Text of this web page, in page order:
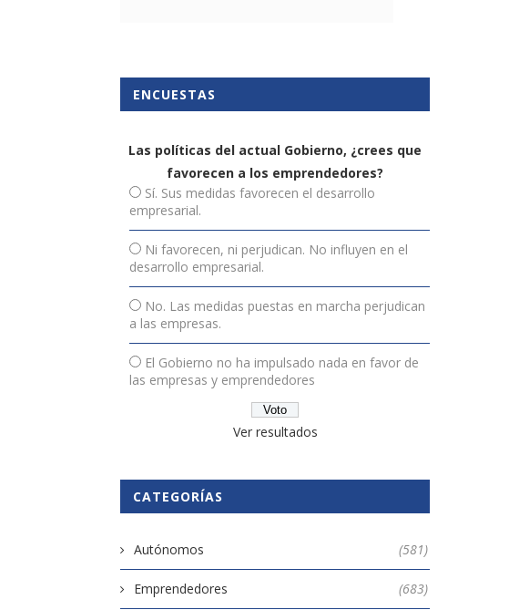
ENCUESTAS
Las políticas del actual Gobierno, ¿crees que
favorecen a los emprendedores?
Sí. Sus medidas favorecen el desarrollo
empresarial.
Ni favorecen, ni perjudican. No influyen en el
desarrollo empresarial.
No. Las medidas puestas en marcha perjudican
a las empresas.
El Gobierno no ha impulsado nada en favor de
las empresas y emprendedores
Ver resultados
CATEGORÍAS
Autónomos (581)
Emprendedores (683)